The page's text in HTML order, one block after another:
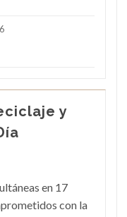
y
en 17
con la